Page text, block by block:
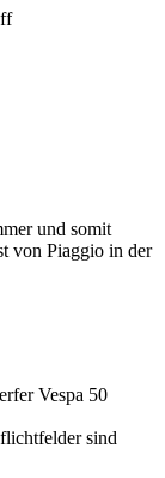
und somit
von Piaggio in der
Vespa 50
sind